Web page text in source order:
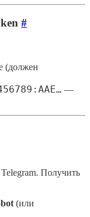
#
(должен
—
Получить
(или